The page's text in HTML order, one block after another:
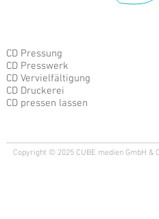
CD Pressung
CD Presswerk
CD Vervielfältigung
CD Druckerei
CD pressen lassen
Copyright © 2025 CUBE medien GmbH &